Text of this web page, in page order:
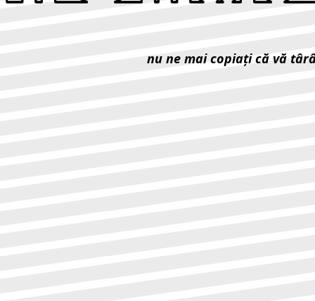
nu ne mai copiaţi că vă